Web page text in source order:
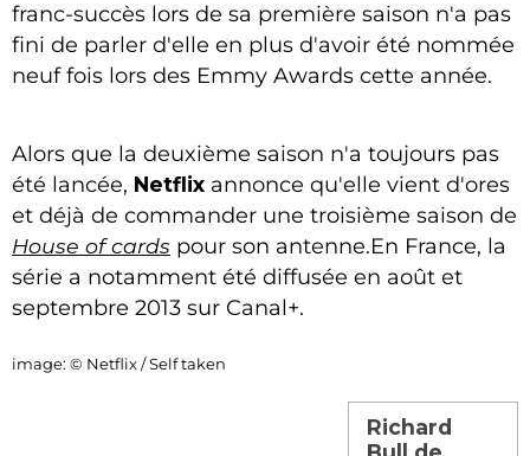
franc-succès lors de sa première saison n'a pas
fini de parler d'elle en plus d'avoir été nommée
neuf fois lors des Emmy Awards cette année.
Alors que la deuxième saison n'a toujours pas
été lancée, Netflix annonce qu'elle vient d'ores
et déjà de commander une troisième saison de
House of cards pour son antenne.En France, la
série a notamment été diffusée en août et
septembre 2013 sur Canal+.
image: © Netflix / Self taken
Richard